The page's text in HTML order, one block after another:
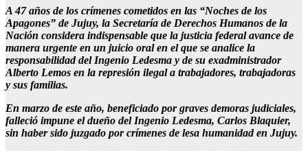
A 47 años de los crímenes cometidos en las “Noches de los
Apagones” de Jujuy, la Secretaría de Derechos Humanos de la
Nación considera indispensable que la justicia federal avance de
manera urgente en un juicio oral en el que se analice la
responsabilidad del Ingenio Ledesma y de su exadministrador
Alberto Lemos en la represión ilegal a trabajadores, trabajadoras
y sus familias.
En marzo de este año, beneficiado por graves demoras judiciales,
falleció impune el dueño del Ingenio Ledesma, Carlos Blaquier,
sin haber sido juzgado por crímenes de lesa humanidad en Jujuy.